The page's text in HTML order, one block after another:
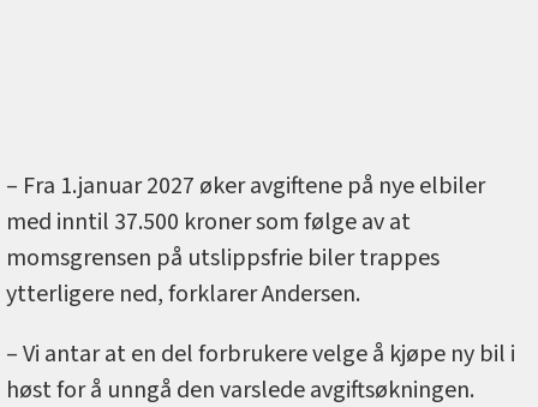
– Fra 1.januar 2027 øker avgiftene på nye elbiler
med inntil 37.500 kroner som følge av at
momsgrensen på utslippsfrie biler trappes
ytterligere ned, forklarer Andersen.
– Vi antar at en del forbrukere velge å kjøpe ny bil i
høst for å unngå den varslede avgiftsøkningen.